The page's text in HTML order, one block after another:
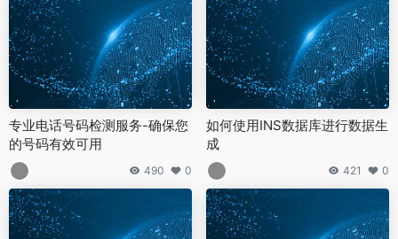
专业电话号码检测服务-确保您
的号码有效可用
490 0
如何使用INS数据库进行数据生
成
421 0